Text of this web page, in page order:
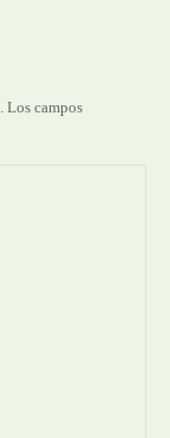
Los campos